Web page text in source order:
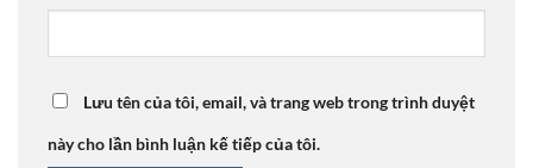
Lưu tên của tôi, email, và trang web trong trình duyệt
này cho lần bình luận kế tiếp của tôi.